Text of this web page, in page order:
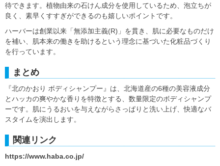
待できます。植物由来の石けん成分を使用しているため、泡立ちが
良く、素早くすすぎができるのも嬉しいポイントです。
ハーバーは創業以来「無添加主義(R)」を貫き、肌に必要なものだけ
を補い、肌本来の働きを助けるという理念に基づいた化粧品づくり
を行っています。
まとめ
『北のかおり ボディシャンプー』は、北海道産の6種の美容液成分
とハッカの爽やかな香りを特徴とする、数量限定のボディシャンプ
ーです。肌にうるおいを与えながらさっぱりと洗い上げ、快適なバ
スタイムを演出します。
関連リンク
https://www.haba.co.jp/